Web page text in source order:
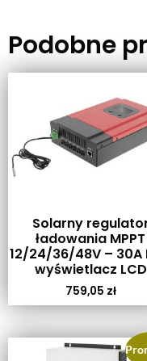
Podobne
Solarny
ładowania MPPT
12/24/36/48V – 30A
wyświetlacz LCD
759,05 zł